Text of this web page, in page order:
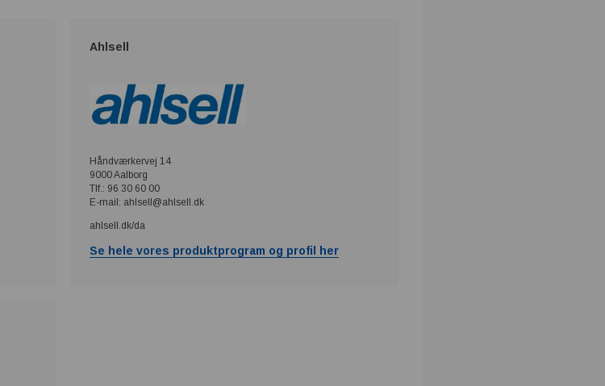
Ahlsell
Håndværkervej 14
9000 Aalborg
Tlf.: 96 30 60 00
E-mail: ahlsell@ahlsell.dk
ahlsell.dk/da
Se hele vores produktprogram og profil her